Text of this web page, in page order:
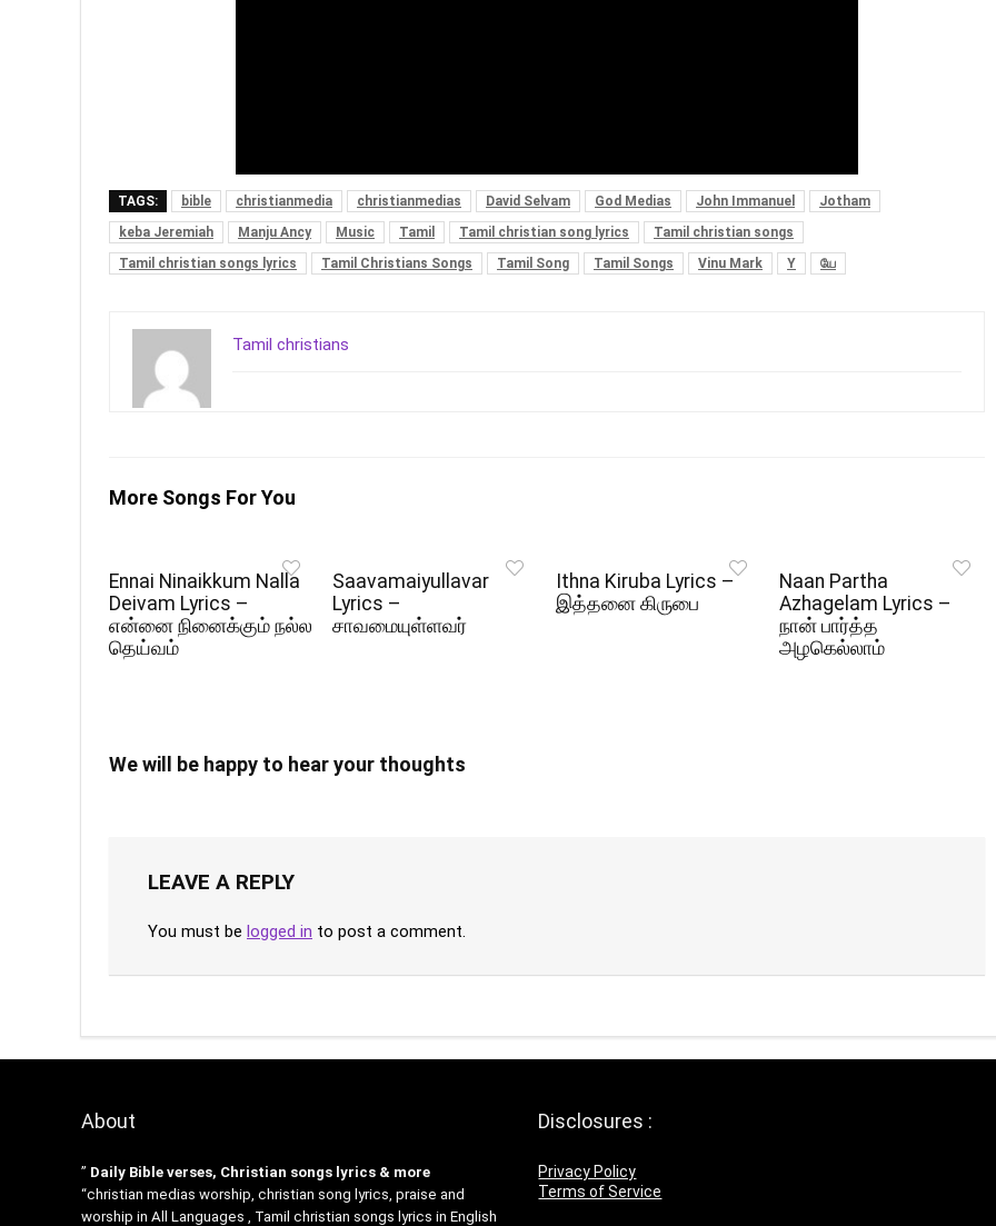
TAGS: bible christianmedia christianmedias David Selvam God Medias John Immanuel
Jotham
keba Jeremiah
Manju Ancy Music Tamil Tamil christian song lyrics
Tamil christian songs
Tamil christian songs lyrics
Tamil Christians Songs Tamil Song Tamil Songs Vinu Mark Y யே
Tamil christians
More Songs For You
Ennai Ninaikkum Nalla
Deivam Lyrics –
என்னை நினைக்கும் நல்ல
தெய்வம்
Saavamaiyullavar
Lyrics –
சாவமையுள்ளவர்
Ithna Kiruba Lyrics –
இத்தனை கிருபை
Naan Partha
Azhagelam Lyrics –
நான் பார்த்த
அழகெல்லாம்
We will be happy to hear your thoughts
LEAVE A REPLY
You must be logged in to post a comment.
About
” Daily Bible verses, Christian songs lyrics & more
“christian medias worship, christian song lyrics, praise and
worship in All Languages , Tamil christian songs lyrics in English
Disclosures :
Privacy Policy
Terms of Service